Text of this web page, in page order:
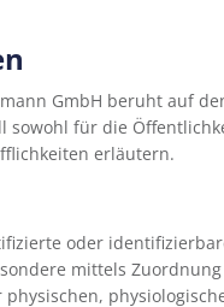
GmbH beruht auf
sowohl für die
erläutern.
oder
mittels